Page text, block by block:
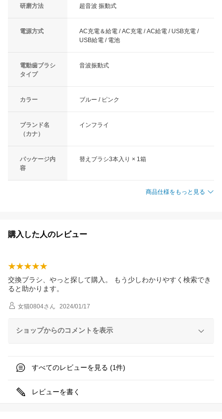
研磨方法 超音波 振動式
電源方式
AC充電＆給電 / AC充電 / AC給電 / USB充電 /
USB給電 / 電池
電動歯ブラシ
タイプ
音波振動式
カラー ブルー / ピンク
ブランド名
（カナ）
インフライ
パッケージ内
容
替えブラシ3本入り × 1箱
商品仕様をもっと見る
購入した人のレビュー
交換ブラシ、やっと探して購入。 もう少しわかりやすく検索でき
ると助かります。
女猫0804さん 2024/01/17
ショップからのコメントを表示
すべてのレビューを見る (1件)
レビューを書く